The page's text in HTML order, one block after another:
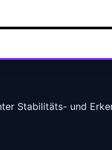
Stabilitäts- und